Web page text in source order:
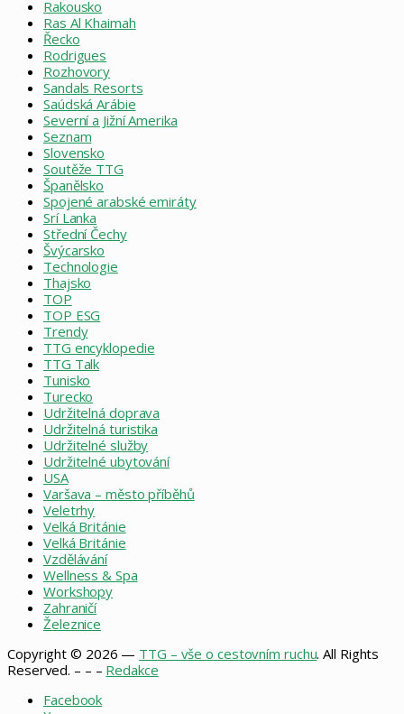
Rakousko
Ras Al Khaimah
Řecko
Rodrigues
Rozhovory
Sandals Resorts
Saúdská Arábie
Severní a Jižní Amerika
Seznam
Slovensko
Soutěže TTG
Španělsko
Spojené arabské emiráty
Srí Lanka
Střední Čechy
Švýcarsko
Technologie
Thajsko
TOP
TOP ESG
Trendy
TTG encyklopedie
TTG Talk
Tunisko
Turecko
Udržitelná doprava
Udržitelná turistika
Udržitelné služby
Udržitelné ubytování
USA
Varšava – město příběhů
Veletrhy
Velká Británie
Velká Británie
Vzdělávání
Wellness & Spa
Workshopy
Zahraničí
Železnice
Copyright © 2026 — TTG – vše o cestovním ruchu. All Rights
Reserved. – – – Redakce
Facebook